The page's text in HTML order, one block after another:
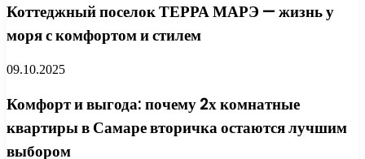
Коттеджный поселок ТЕРРА МАРЭ — жизнь у
моря с комфортом и стилем
09.10.2025
Комфорт и выгода: почему 2х комнатные
квартиры в Самаре вторичка остаются лучшим
выбором